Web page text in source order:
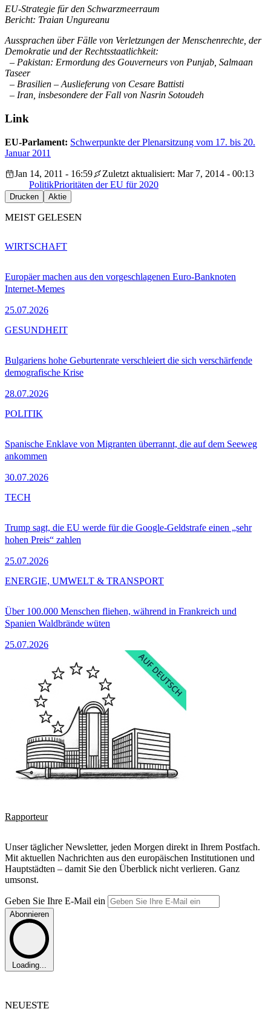
EU-Strategie für den Schwarzmeerraum
Bericht: Traian Ungureanu
Aussprachen über Fälle von Verletzungen der Menschenrechte, der
Demokratie und der Rechtsstaatlichkeit:
– Pakistan: Ermordung des Gouverneurs von Punjab, Salmaan
Taseer
– Brasilien – Auslieferung von Cesare Battisti
– Iran, insbesondere der Fall von Nasrin Sotoudeh
Link
EU-Parlament: Schwerpunkte der Plenarsitzung vom 17. bis 20.
Januar 2011
Jan 14, 2011 - 16:59
Zuletzt aktualisiert: Mar 7, 2014 - 00:13
PolitikPrioritäten der EU für 2020
Drucken Aktie
MEIST GELESEN
Europäer machen aus den vorgeschlagenen Euro-Banknoten
Internet-Memes
25.07.2026
WIRTSCHAFT
Bulgariens hohe Geburtenrate verschleiert die sich verschärfende
demografische Krise
28.07.2026
GESUNDHEIT
Spanische Enklave von Migranten überrannt, die auf dem Seeweg
ankommen
30.07.2026
POLITIK
Trump sagt, die EU werde für die Google-Geldstrafe einen „sehr
hohen Preis“ zahlen
25.07.2026
TECH
Über 100.000 Menschen fliehen, während in Frankreich und
Spanien Waldbrände wüten
25.07.2026
ENERGIE, UMWELT & TRANSPORT
Rapporteur
Unser täglicher Newsletter, jeden Morgen direkt in Ihrem Postfach.
Mit aktuellen Nachrichten aus den europäischen Institutionen und
Hauptstädten – damit Sie den Überblick nicht verlieren. Ganz
umsonst.
Geben Sie Ihre E-Mail ein
Abonnieren
Loading...
NEUESTE